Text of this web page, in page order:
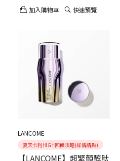
加入購物車 快速預覽
LANCOME
夏天卡利HIGH回饋攻略(詳情請點)
【LANCOME】超緊顏醇肽